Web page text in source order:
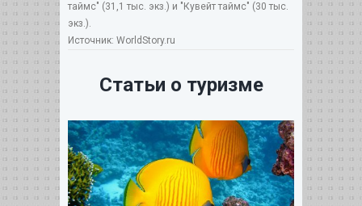
таймс" (31,1 тыс. экз.) и "Кувейт таймс" (30 тыс.
экз.).
Источник: WorldStory.ru
Статьи о туризме